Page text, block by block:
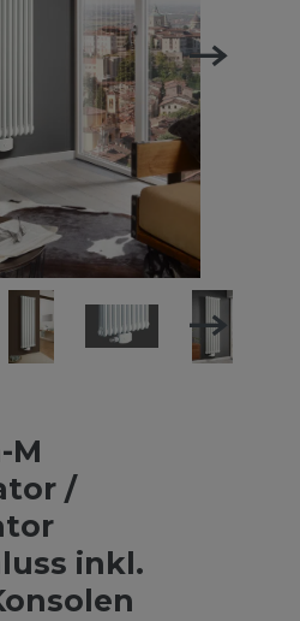
M
/
inkl.